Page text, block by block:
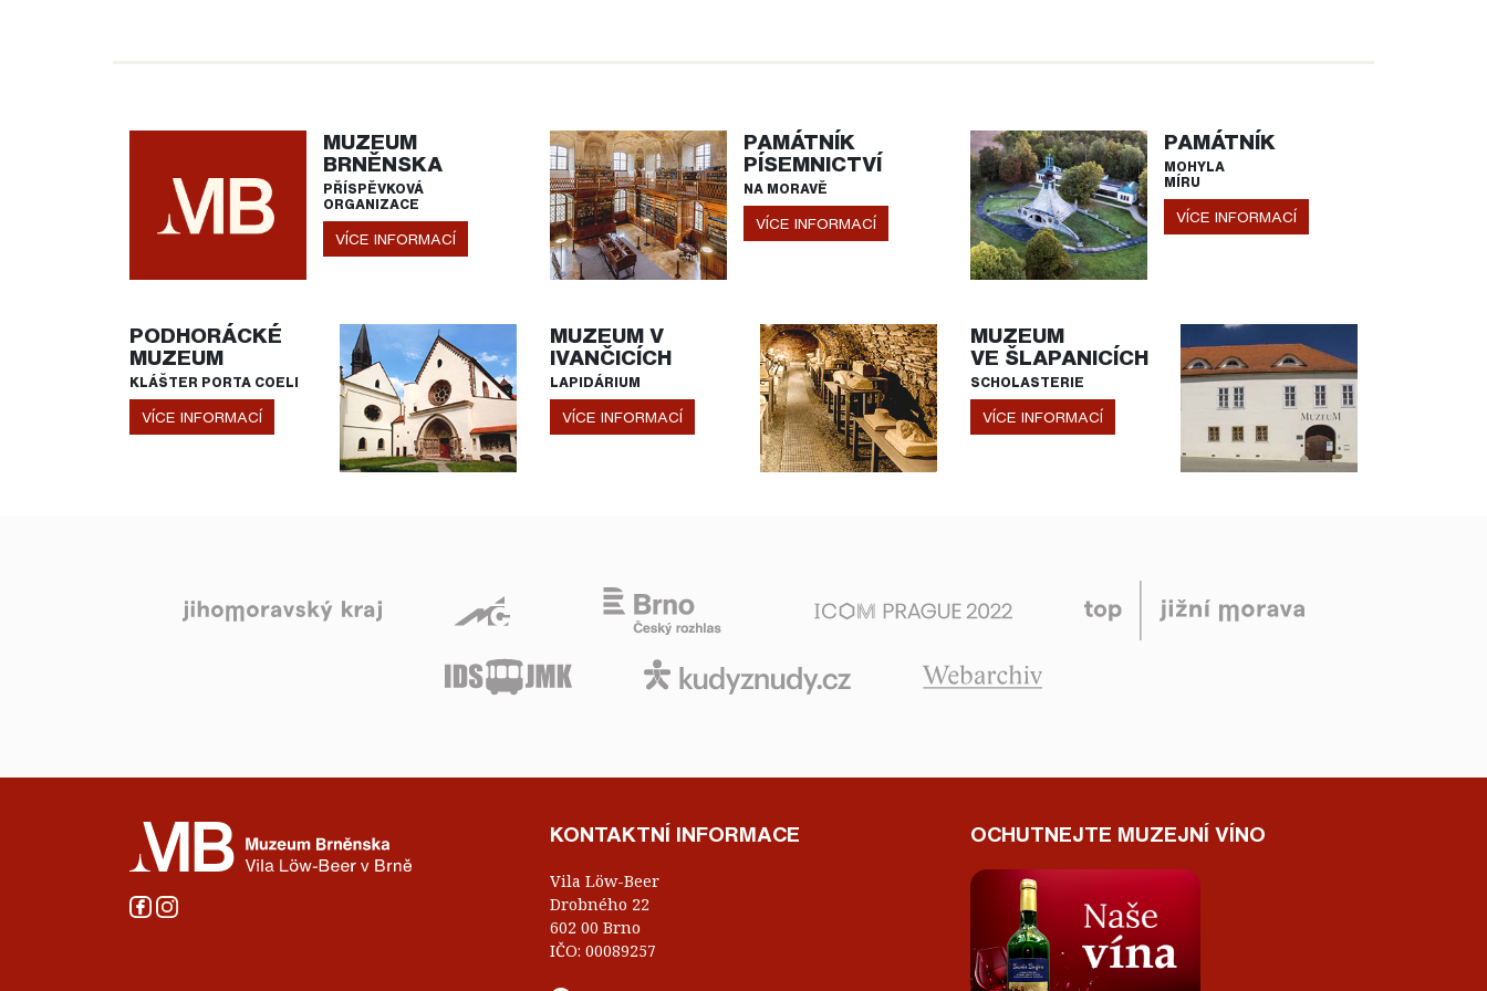
MUZEUM
BRNĚNSKA
PŘÍSPĚVKOVÁ
ORGANIZACE
VÍCE INFORMACÍ
PAMÁTNÍK
PÍSEMNICTVÍ
NA MORAVĚ
VÍCE INFORMACÍ
PAMÁTNÍK
MOHYLA
MÍRU
VÍCE INFORMACÍ
PODHORÁCKÉ
MUZEUM
KLÁŠTER PORTA COELI
VÍCE INFORMACÍ
MUZEUM V
IVANČICÍCH
LAPIDÁRIUM
VÍCE INFORMACÍ
MUZEUM
VE ŠLAPANICÍCH
SCHOLASTERIE
VÍCE INFORMACÍ
KONTAKTNÍ INFORMACE
Vila Löw-Beer
Drobného 22
602 00 Brno
IČO: 00089257
OCHUTNEJTE MUZEJNÍ VÍNO